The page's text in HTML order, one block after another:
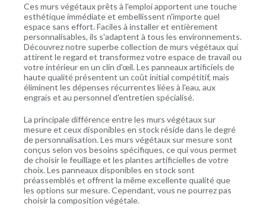
Ces murs végétaux prêts à l'emploi apportent une touche
esthétique immédiate et embellissent n'importe quel
espace sans effort. Faciles à installer et entièrement
personnalisables, ils s'adaptent à tous les environnements.
Découvrez notre superbe collection de murs végétaux qui
attirent le regard et transformez votre espace de travail ou
votre intérieur en un clin d'œil. Les panneaux artificiels de
haute qualité présentent un coût initial compétitif, mais
éliminent les dépenses récurrentes liées à l'eau, aux
engrais et au personnel d'entretien spécialisé.
La principale différence entre les murs végétaux sur
mesure et ceux disponibles en stock réside dans le degré
de personnalisation. Les murs végétaux sur mesure sont
conçus selon vos besoins spécifiques, ce qui vous permet
de choisir le feuillage et les plantes artificielles de votre
choix. Les panneaux disponibles en stock sont
préassemblés et offrent la même excellente qualité que
les options sur mesure. Cependant, vous ne pourrez pas
choisir la composition végétale.